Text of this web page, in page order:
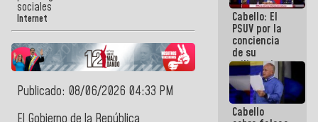
sociales
Internet
Publicado: 08/06/2026 04:33 PM
¡Créanle!
Cabello: El
PSUV por la
conciencia
de su
militancia
es la
organización
política más
sólida de
Cabello